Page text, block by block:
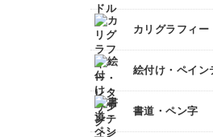
ネイルケア
ジェルネイル
プラバンアクセサリー
クレイ
レジンアクセサリー
ワイヤーアクセサリー
ビーズアクセサリー
すべて
キャンドルホルダー
マーブルキャンドル
スイーツキャンドル
ソイキャンドル
カリグラフィー
すべて
カリグラフィー
レタリング
絵付け・ペイン
すべて
ポーセラーツ
書道・ペン字